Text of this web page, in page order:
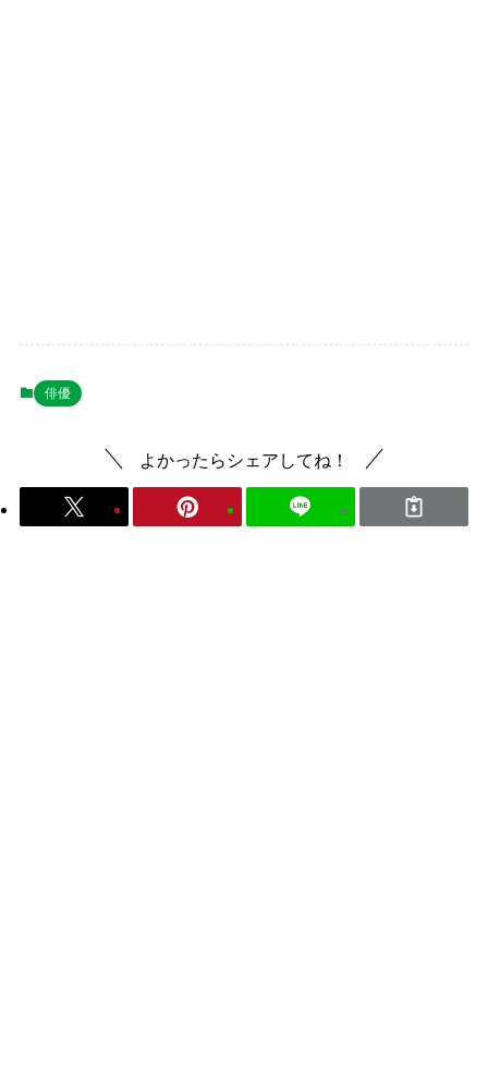
俳優
よかったらシェアしてね！